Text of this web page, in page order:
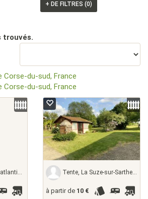
+ DE FILTRES (0)
trouvés.
Corse-du-sud, France
Corse-du-sud, France
France Tente, La Suze-sur-Sarthe - sarthe, France
à partir de 10 €